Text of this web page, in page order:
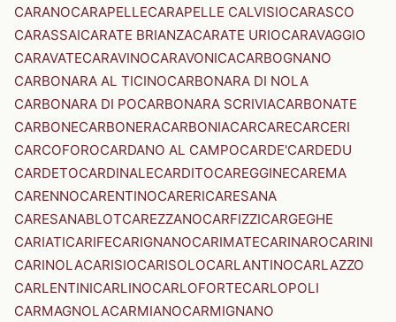
CARANOCARAPELLECARAPELLE CALVISIOCARASCO
CARASSAICARATE BRIANZACARATE URIOCARAVAGGIO
CARAVATECARAVINOCARAVONICACARBOGNANO
CARBONARA AL TICINOCARBONARA DI NOLA
CARBONARA DI POCARBONARA SCRIVIACARBONATE
CARBONECARBONERACARBONIACARCARECARCERI
CARCOFOROCARDANO AL CAMPOCARDE'CARDEDU
CARDETOCARDINALECARDITOCAREGGINECAREMA
CARENNOCARENTINOCARERICARESANA
CARESANABLOTCAREZZANOCARFIZZICARGEGHE
CARIATICARIFECARIGNANOCARIMATECARINAROCARINI
CARINOLACARISIOCARISOLOCARLANTINOCARLAZZO
CARLENTINICARLINOCARLOFORTECARLOPOLI
CARMAGNOLACARMIANOCARMIGNANO